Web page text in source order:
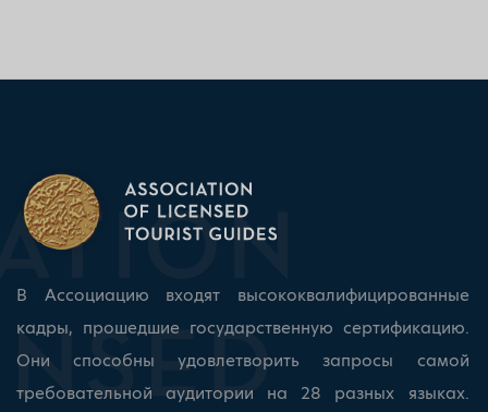
В Ассоциацию входят высококвалифицированные
кадры, прошедшие государственную сертификацию.
Они способны удовлетворить запросы самой
требовательной аудитории на 28 разных языках.